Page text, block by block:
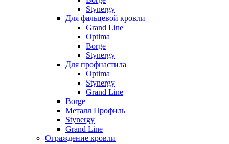
Stynergy
Для фальцевой кровли
Grand Line
Optima
Borge
Stynergy
Для профнастила
Optima
Stynergy
Grand Line
Borge
Металл Профиль
Stynergy
Grand Line
Ограждение кровли